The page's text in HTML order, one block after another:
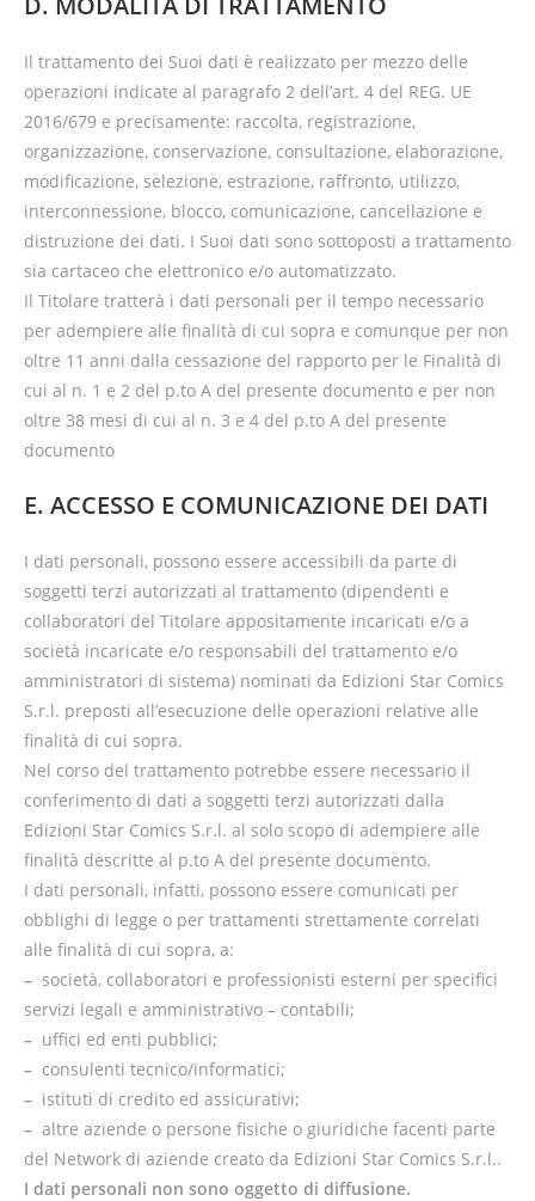
Il trattamento dei Suoi dati è realizzato per mezzo delle
operazioni indicate al paragrafo 2 dell’art. 4 del REG. UE
2016/679 e precisamente: raccolta, registrazione,
organizzazione, conservazione, consultazione, elaborazione,
modificazione, selezione, estrazione, raffronto, utilizzo,
interconnessione, blocco, comunicazione, cancellazione e
distruzione dei dati. I Suoi dati sono sottoposti a trattamento
sia cartaceo che elettronico e/o automatizzato.
Il Titolare tratterà i dati personali per il tempo necessario
per adempiere alle finalità di cui sopra e comunque per non
oltre 11 anni dalla cessazione del rapporto per le Finalità di
cui al n. 1 e 2 del p.to A del presente documento e per non
oltre 38 mesi di cui al n. 3 e 4 del p.to A del presente
documento
E. ACCESSO E COMUNICAZIONE DEI DATI
I dati personali, possono essere accessibili da parte di
soggetti terzi autorizzati al trattamento (dipendenti e
collaboratori del Titolare appositamente incaricati e/o a
società incaricate e/o responsabili del trattamento e/o
amministratori di sistema) nominati da Edizioni Star Comics
S.r.l. preposti all’esecuzione delle operazioni relative alle
finalità di cui sopra.
Nel corso del trattamento potrebbe essere necessario il
conferimento di dati a soggetti terzi autorizzati dalla
Edizioni Star Comics S.r.l. al solo scopo di adempiere alle
finalità descritte al p.to A del presente documento.
I dati personali, infatti, possono essere comunicati per
obblighi di legge o per trattamenti strettamente correlati
alle finalità di cui sopra, a:
– società, collaboratori e professionisti esterni per specifici
servizi legali e amministrativo – contabili;
– uffici ed enti pubblici;
– consulenti tecnico/informatici;
– istituti di credito ed assicurativi;
– altre aziende o persone fisiche o giuridiche facenti parte
del Network di aziende creato da Edizioni Star Comics S.r.l..
I dati personali non sono oggetto di diffusione.